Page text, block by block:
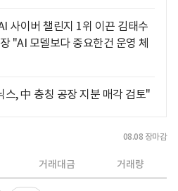
사이버 챌린지 1위 이끈 김태수
"AI 모델보다 중요한건 운영 체
스, 中 충칭 공장 지분 매각 검토"
08.08 장마감
거래대금 거래량